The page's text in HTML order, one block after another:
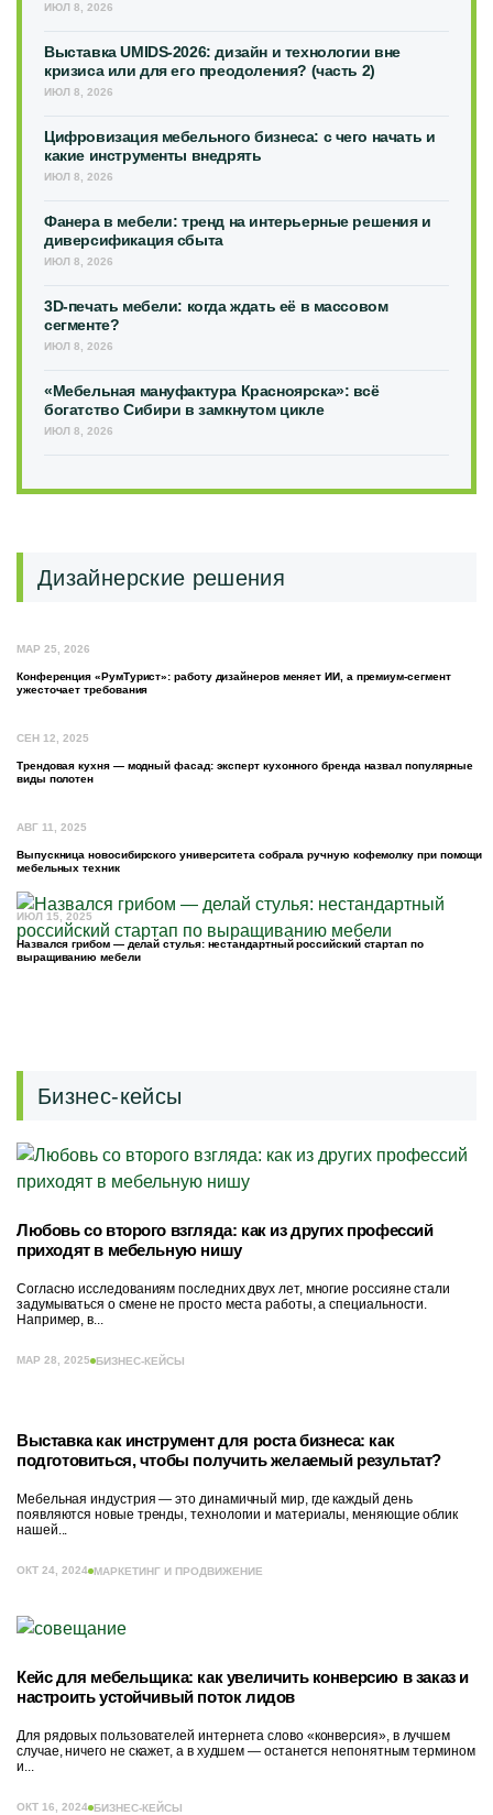
ИЮЛ 8, 2026
Выставка UMIDS-2026: дизайн и технологии вне
кризиса или для его преодоления? (часть 2)
ИЮЛ 8, 2026
Цифровизация мебельного бизнеса: с чего начать и
какие инструменты внедрять
ИЮЛ 8, 2026
Фанера в мебели: тренд на интерьерные решения и
диверсификация сбыта
ИЮЛ 8, 2026
3D-печать мебели: когда ждать её в массовом
сегменте?
ИЮЛ 8, 2026
«Мебельная мануфактура Красноярска»: всё
богатство Сибири в замкнутом цикле
ИЮЛ 8, 2026
Дизайнерские решения
МАР 25, 2026
Конференция «РумТурист»: работу дизайнеров меняет ИИ, а премиум-сегмент
ужесточает требования
СЕН 12, 2025
Трендовая кухня — модный фасад: эксперт кухонного бренда назвал популярные
виды полотен
АВГ 11, 2025
Выпускница новосибирского университета собрала ручную кофемолку при помощи
мебельных техник
ИЮЛ 15, 2025
Назвался грибом — делай стулья: нестандартный российский стартап по
выращиванию мебели
Бизнес-кейсы
Любовь со второго взгляда: как из других профессий
приходят в мебельную нишу
Согласно исследованиям последних двух лет, многие россияне стали
задумываться о смене не просто места работы, а специальности.
Например, в...
МАР 28, 2025 БИЗНЕС-КЕЙСЫ
Выставка как инструмент для роста бизнеса: как
подготовиться, чтобы получить желаемый результат?
Мебельная индустрия — это динамичный мир, где каждый день
появляются новые тренды, технологии и материалы, меняющие облик
нашей...
ОКТ 24, 2024 МАРКЕТИНГ И ПРОДВИЖЕНИЕ
Кейс для мебельщика: как увеличить конверсию в заказ и
настроить устойчивый поток лидов
Для рядовых пользователей интернета слово «конверсия», в лучшем
случае, ничего не скажет, а в худшем — останется непонятным термином
и...
ОКТ 16, 2024 БИЗНЕС-КЕЙСЫ